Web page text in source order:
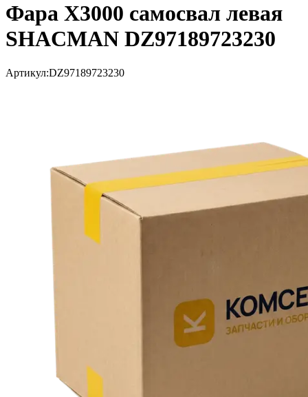
Фара X3000 самосвал левая
SHACMAN DZ97189723230
Артикул:DZ97189723230